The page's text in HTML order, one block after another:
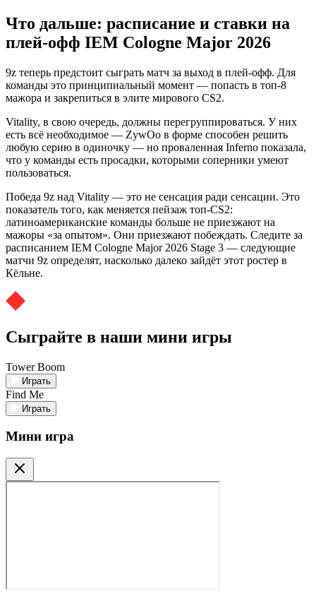
Что дальше: расписание и ставки на
плей-офф IEM Cologne Major 2026
9z теперь предстоит сыграть матч за выход в плей-офф. Для
команды это принципиальный момент — попасть в топ-8
мажора и закрепиться в элите мирового CS2.
Vitality, в свою очередь, должны перегруппироваться. У них
есть всё необходимое — ZywOo в форме способен решить
любую серию в одиночку — но проваленная Inferno показала,
что у команды есть просадки, которыми соперники умеют
пользоваться.
Победа 9z над Vitality — это не сенсация ради сенсации. Это
показатель того, как меняется пейзаж топ-CS2:
латиноамериканские команды больше не приезжают на
мажоры «за опытом». Они приезжают побеждать. Следите за
расписанием IEM Cologne Major 2026 Stage 3 — следующие
матчи 9z определят, насколько далеко зайдёт этот ростер в
Кёльне.
Сыграйте в наши мини игры
Tower Boom
Играть
Find Me
Играть
Мини игра